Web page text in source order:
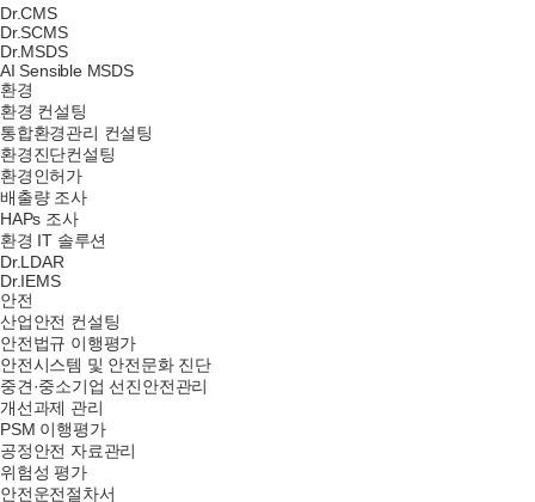
Dr.CMS
Dr.SCMS
Dr.MSDS
AI Sensible MSDS
환경
환경 컨설팅
통합환경관리 컨설팅
환경진단컨설팅
환경인허가
배출량 조사
HAPs 조사
환경 IT 솔루션
Dr.LDAR
Dr.IEMS
안전
산업안전 컨설팅
안전법규 이행평가
안전시스템 및 안전문화 진단
중견·중소기업 선진안전관리
개선과제 관리
PSM 이행평가
공정안전 자료관리
위험성 평가
안전운전절차서